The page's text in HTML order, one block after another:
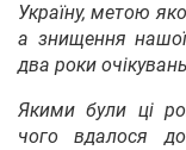
Україну, метою
а знищення нашої
два роки
Якими були ці
чого вдалося